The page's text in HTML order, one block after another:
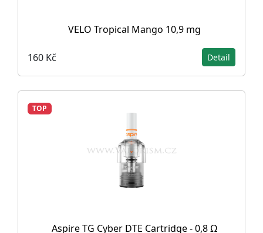
VELO Tropical Mango 10,9 mg
160 Kč Detail
TOP
Aspire TG Cyber DTE Cartridge - 0,8 Ω